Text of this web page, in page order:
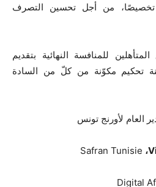
تخصيصًا، من أجل تحسين التصرف
للمنافسة النهائية بتقديم
تحكيم مكوّنة من كلّ من السادة
العام لأورنج تونس
، Safran Tunisie
Digital